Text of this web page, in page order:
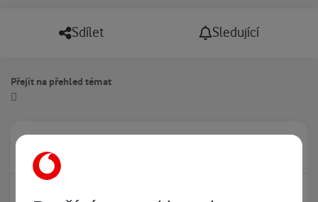
Sdílet Sledující
Přejít na přehled témat
Žádný registrovaný uživatel si neprohlíží tuto stránku